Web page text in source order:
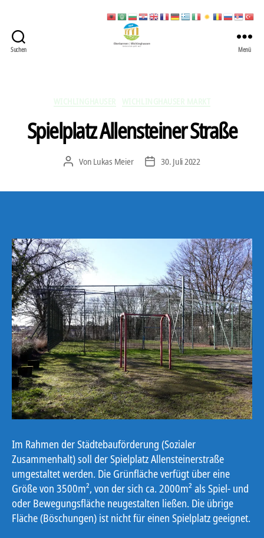
Suchen Menü
Spielplatz Allensteiner Straße
Beitragsautor
Von Lukas Meier Veröffentlichungsdatum
30. Juli 2022
Im Rahmen der Städtebauförderung (Sozialer
Zusammenhalt) soll der Spielplatz Allensteinerstraße
umgestaltet werden. Die Grünfläche verfügt über eine
Größe von 3500m², von der sich ca. 2000m² als Spiel- und
oder Bewegungsfläche neugestalten ließen. Die übrige
Fläche (Böschungen) ist nicht für einen Spielplatz geeignet.